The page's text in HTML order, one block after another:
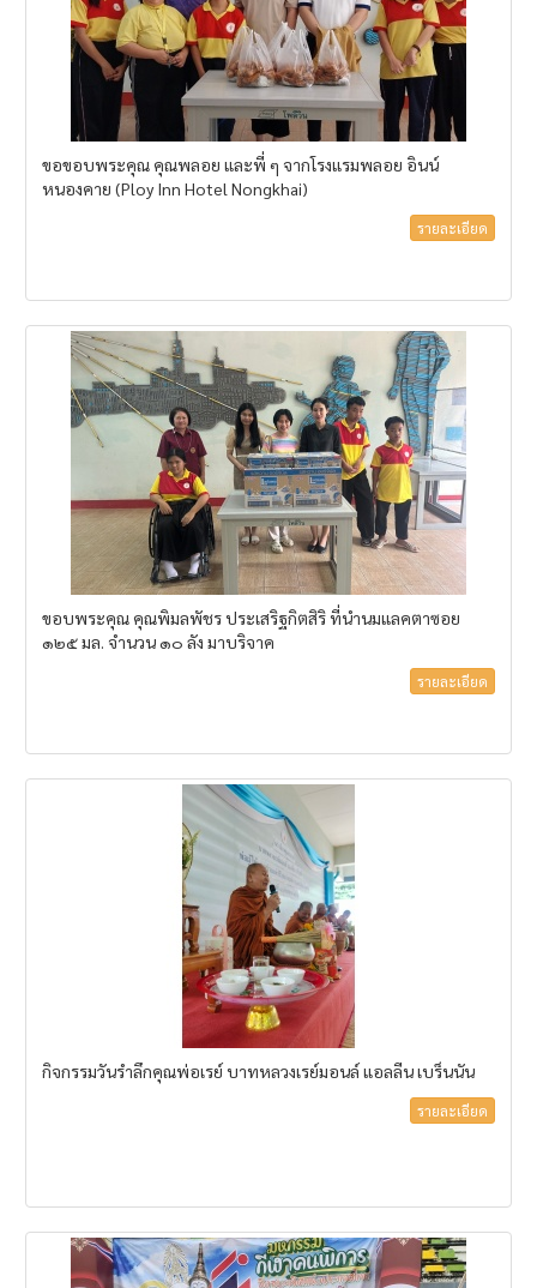
ขอขอบพระคุณ คุณพลอย และพี่ ๆ จากโรงแรมพลอย อินน์
หนองคาย (Ploy Inn Hotel Nongkhai)
รายละเอียด
ขอบพระคุณ คุณพิมลพัชร ประเสริฐกิตสิริ ที่นำนมแลคตาซอย
๑๒๕ มล. จำนวน ๑๐ ลัง มาบริจาค
รายละเอียด
กิจกรรมวันรำลึกคุณพ่อเรย์ บาทหลวงเรย์มอนล์ แอลลีน เบร็นนัน
รายละเอียด